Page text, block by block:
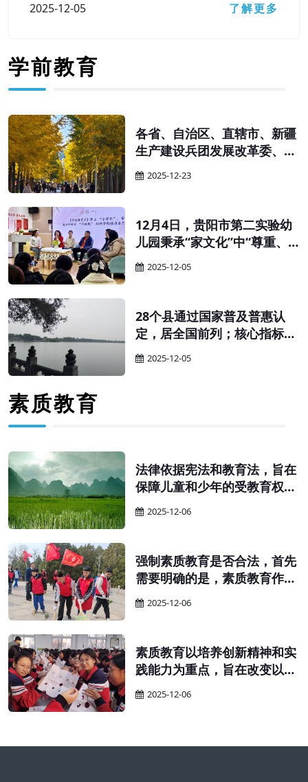
果，获评“2025年度智慧招录较好本科高校”荣誉称
2025-12-05 了解更多
学前教育
各省、自治区、直辖市、新疆
生产建设兵团发展改革委、教
育厅（教委、教育局）、财政
厅（局）：为贯彻落实《中华
好促进学前教育普及普惠安全
优质发展，有效降低人民群众
保育教育成本，完善生育支持
政策体系，经商国家卫生健康
有关事项通知如下。
2025-12-23
12月4日，贵阳市第二实验幼
儿园秉承“家文化”中“尊重、
和谐、互助”的核心特质，以
“科学幼小衔接”为核心，举办
“家”为纽带搭建高效沟通桥
梁，让科学衔接的理念与实践
经验在互动中碰撞共鸣，为幼
儿关键期成长筑牢坚实根基。
2025-12-05
28个县通过国家普及普惠认
定，居全国前列；核心指标连
续多年超全国平均水平——贵
州学前教育的“强势崛起”，绝
2025-12-05
素质教育
法律依据宪法和教育法，旨在
保障儿童和少年的受教育权
利，提高国民素质。 为保障适
龄儿童、少年接受义务教育的
施，并提升全民族的整体素
质，特依据宪法和教育法制定
本法。
2025-12-06
强制素质教育是否合法，首先
需要明确的是，素质教育作为
义务教育的一部分，其实施应
当遵循义务教育的相关规定。
2025-12-06
素质教育以培养创新精神和实
践能力为重点，旨在改变以往
只重视书本知识、忽视实践能
力的教育现象。在实施素质教
2025-12-06